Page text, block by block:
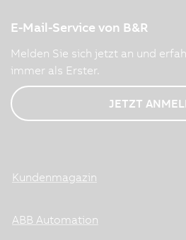
E-Mail-Service von B&R
Melden Sie sich jetzt an und
immer als Erster.
JETZT
Kundenmagazin
ABB Automation